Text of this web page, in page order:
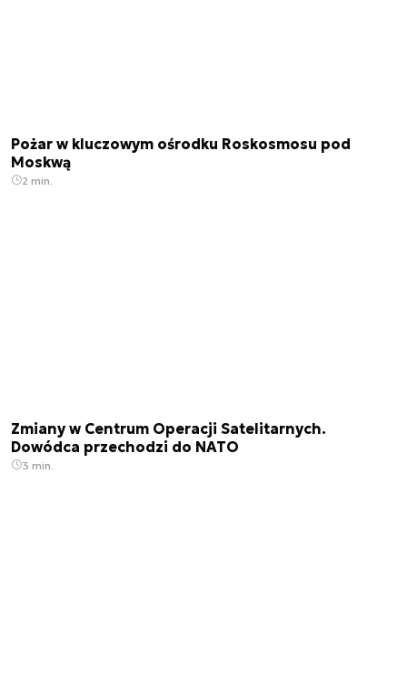
Pożar w kluczowym ośrodku Roskosmosu pod
Moskwą
2 min.
Zmiany w Centrum Operacji Satelitarnych.
Dowódca przechodzi do NATO
3 min.